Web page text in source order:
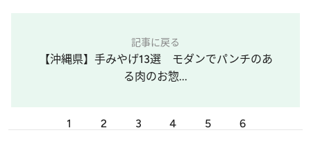
記事に戻る
【沖縄県】手みやげ13選 モダンでパンチのあ
る肉のお惣...
1 2 3 4 5 6